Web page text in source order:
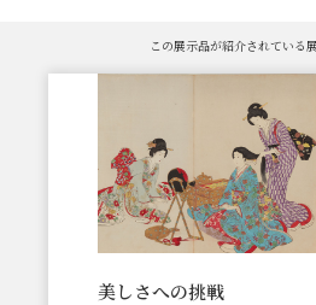
この展示品が紹介されている
美しさへの挑戦